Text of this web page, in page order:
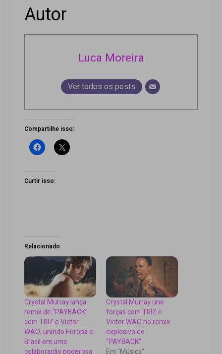
Autor
Luca Moreira
Ver todos os posts
Compartilhe isso:
Curtir isso:
Relacionado
Crystal Murray lança
remix de “PAYBACK”
com TRIZ e Victor
WAO, unindo Europa e
Brasil em uma
colaboração poderosa
Crystal Murray une
forças com TRIZ e
Victor WAO no remix
explosivo de
“PAYBACK”
Em "Música"